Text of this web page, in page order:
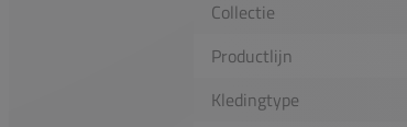
Collectie
Productlijn
Kledingtype